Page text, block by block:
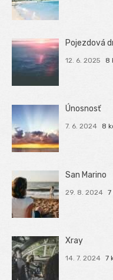
Pojezdová
12. 6. 2025 8
Únosnosť
7. 6. 2024 8
San Marino
29. 8. 2024 7
Xray
14. 7. 2024 7